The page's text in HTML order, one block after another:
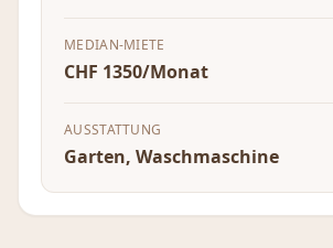
MEDIAN-MIETE
CHF 1350/Monat
AUSSTATTUNG
Garten, Waschmaschine